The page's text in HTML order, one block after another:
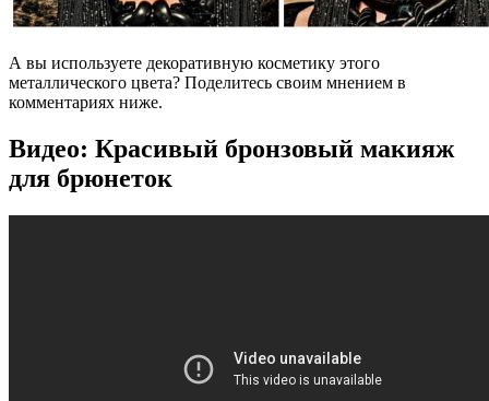
А вы используете декоративную косметику этого
металлического цвета? Поделитесь своим мнением в
комментариях ниже.
Видео: Красивый бронзовый макияж
для брюнеток